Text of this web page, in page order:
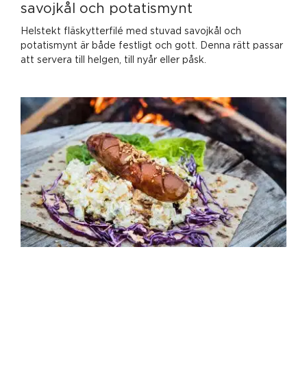
savojkål och potatismynt
Helstekt fläskytterfilé med stuvad savojkål och
potatismynt är både festligt och gott. Denna rätt passar
att servera till helgen, till nyår eller påsk.